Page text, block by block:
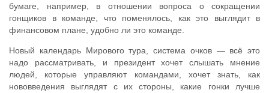
бумаге, например, в отношении вопроса о сокращении
гонщиков в команде, что поменялось, как это выглядит в
финансовом плане, удобно ли это команде.
Новый календарь Мирового тура, система очков — всё это
надо рассматривать, и президент хочет слышать мнение
людей, которые управляют командами, хочет знать, как
нововведения выглядят с их стороны, какие гонки лучше